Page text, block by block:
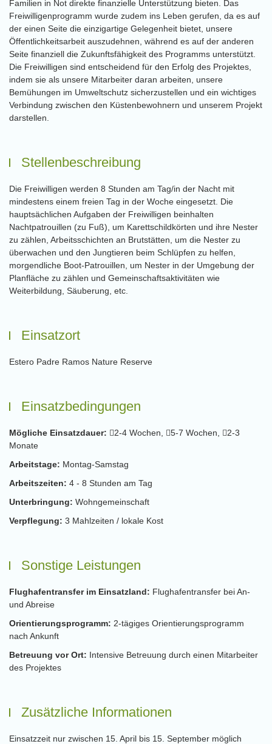
Familien in Not direkte finanzielle Unterstützung bieten. Das
Freiwilligenprogramm wurde zudem ins Leben gerufen, da es auf
der einen Seite die einzigartige Gelegenheit bietet, unsere
Öffentlichkeitsarbeit auszudehnen, während es auf der anderen
Seite finanziell die Zukunftsfähigkeit des Programms unterstützt.
Die Freiwilligen sind entscheidend für den Erfolg des Projektes,
indem sie als unsere Mitarbeiter daran arbeiten, unsere
Bemühungen im Umweltschutz sicherzustellen und ein wichtiges
Verbindung zwischen den Küstenbewohnern und unserem Projekt
darstellen.
Stellenbeschreibung
Die Freiwilligen werden 8 Stunden am Tag/in der Nacht mit
mindestens einem freien Tag in der Woche eingesetzt. Die
hauptsächlichen Aufgaben der Freiwilligen beinhalten
Nachtpatrouillen (zu Fuß), um Karettschildkörten und ihre Nester
zu zählen, Arbeitsschichten an Brutstätten, um die Nester zu
überwachen und den Jungtieren beim Schlüpfen zu helfen,
morgendliche Boot-Patrouillen, um Nester in der Umgebung der
Planfläche zu zählen und Gemeinschaftsaktivitäten wie
Weiterbildung, Säuberung, etc.
Einsatzort
Estero Padre Ramos Nature Reserve
Einsatzbedingungen
Mögliche Einsatzdauer: 2-4 Wochen, 5-7 Wochen,
2-3
Monate
Arbeitstage: Montag-Samstag
Arbeitszeiten: 4 - 8 Stunden am Tag
Unterbringung: Wohngemeinschaft
Verpflegung: 3 Mahlzeiten / lokale Kost
Sonstige Leistungen
Flughafentransfer im Einsatzland: Flughafentransfer bei An-
und Abreise
Orientierungsprogramm: 2-tägiges Orientierungsprogramm
nach Ankunft
Betreuung vor Ort: Intensive Betreuung durch einen Mitarbeiter
des Projektes
Zusätzliche Informationen
Einsatzzeit nur zwischen 15. April bis 15. September möglich